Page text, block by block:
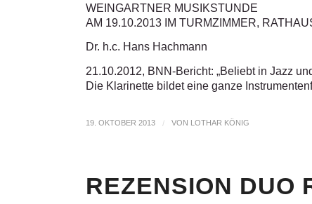
WEINGARTNER MUSIKSTUNDE
AM 19.10.2013 IM TURMZIMMER,
Dr. h.c. Hans Hachmann
21.10.2012, BNN-Bericht: „Beliebt in Jazz
Die Klarinette bildet eine ganze
19. OKTOBER 2013 / VON LOTHAR KÖNIG
REZENSION DUO